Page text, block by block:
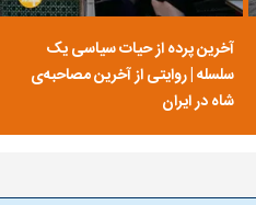
آخرین پرده از حیات سیاسی یک
سلسله | روایتی از آخرین مصاحبه‌ی
شاه در ایران